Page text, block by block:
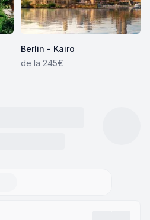
Berlin - Kairo
de la 245€